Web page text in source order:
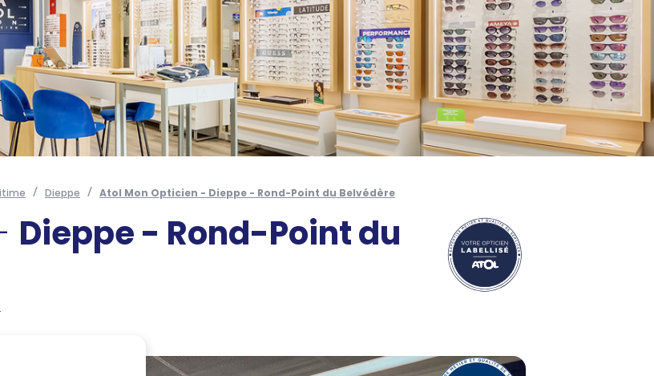
Dieppe Atol Mon Opticien - Dieppe - Rond-Point du Belvédère
Dieppe - Rond-Point du